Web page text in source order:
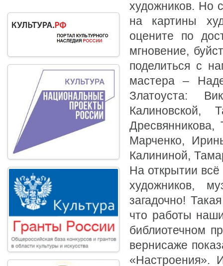
художников. Но
на картины
оцените по
мгновение,
поделиться с
мастера –
Златоуста:
Калиновской,
Марченко,
Калининой,
На открытии
художников,
загадочно!
что работы
библиотечном
вернисаже
«Настроения».